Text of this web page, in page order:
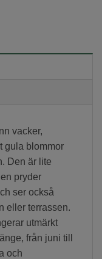
vacker,
gula blommor
Den är lite
pryder
ser också
eller terrassen.
utmärkt
från juni till
och